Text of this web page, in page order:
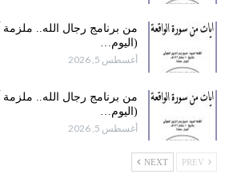
من برنامج رجال الله..
(اليوم…
أغسطس 5, 2026
من برنامج رجال الله..
(اليوم…
أغسطس 5, 2026
NEXT